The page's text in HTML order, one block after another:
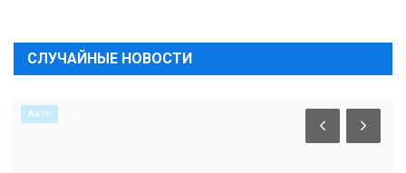
СЛУЧАЙНЫЕ НОВОСТИ
Авто